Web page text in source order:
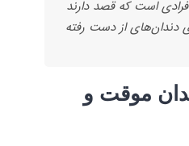
است که قصد دارند
دندان‌های از دست رفته
موقت و